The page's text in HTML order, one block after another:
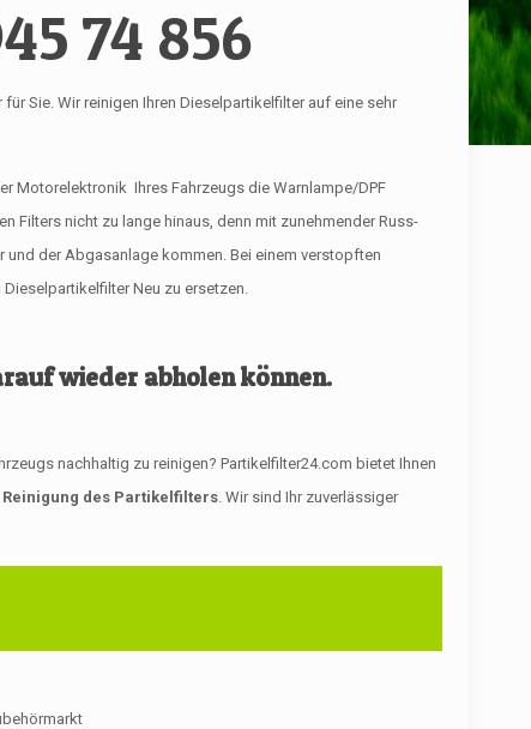
74 856
Sie. Wir reinigen Ihren Dieselpartikelfilter auf eine sehr
Motorelektronik Ihres Fahrzeugs die Warnlampe/DPF
Filters nicht zu lange hinaus, denn mit zunehmender Russ-
der Abgasanlage kommen. Bei einem verstopften
Neu zu ersetzen.
wieder abholen können.
nachhaltig zu reinigen? Partikelfilter24.com bietet Ihnen
des Partikelfilters. Wir sind Ihr zuverlässiger